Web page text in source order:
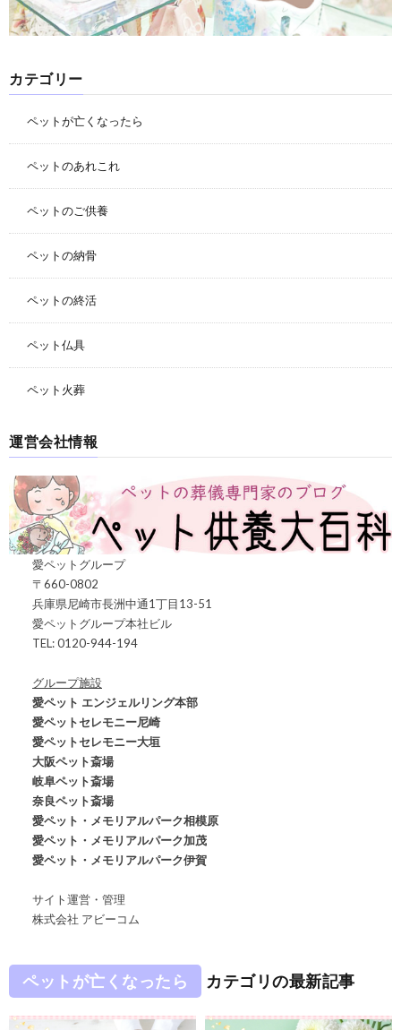
カテゴリー
ペットが亡くなったら
ペットのあれこれ
ペットのご供養
ペットの納骨
ペットの終活
ペット仏具
ペット火葬
運営会社情報
愛ペットグループ
〒660-0802
兵庫県尼崎市長洲中通1丁目13-51
愛ペットグループ本社ビル
TEL: 0120-944-194
グループ施設
愛ペット エンジェルリング本部
愛ペットセレモニー尼崎
愛ペットセレモニー大垣
大阪ペット斎場
岐阜ペット斎場
奈良ペット斎場
愛ペット・メモリアルパーク相模原
愛ペット・メモリアルパーク加茂
愛ペット・メモリアルパーク伊賀
サイト運営・管理
株式会社 アビーコム
ペットが亡くなったら カテゴリの最新記事